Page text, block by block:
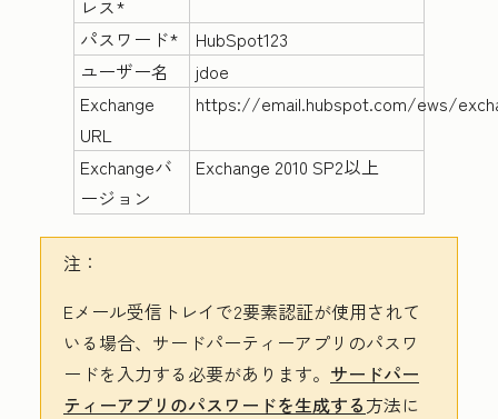
レス*
パスワード*
HubSpot123
ユーザー名
jdoe
Exchange
URL
https://email.hubspot.com/ews/
Exchangeバ
ージョン
Exchange 2010 SP2以上
注：
Eメール受信トレイで2要素認証が使用されて
いる場合、サードパーティーアプリのパスワ
ードを入力する必要があります。 サードパー
ティーアプリのパスワードを生成する方法に